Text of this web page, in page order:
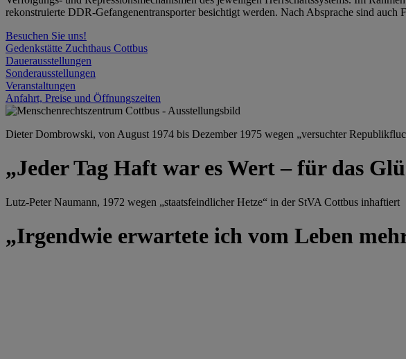
rekonstruierte DDR-Gefangenentransporter besichtigt werden. Nach Absprache sind auch
Besuchen Sie uns!
Gedenkstätte Zuchthaus Cottbus
Dauerausstellungen
Sonderausstellungen
Veranstaltungen
Anfahrt, Preise und Öffnungszeiten
Dieter Dombrowski, von August 1974 bis Dezember 1975 wegen „versuchter
„Jeder Tag Haft war es Wert – für das
Lutz-Peter Naumann, 1972 wegen „staatsfeindlicher Hetze“ in der StVA Cottbus inhaftiert
„Irgendwie erwartete ich vom Leben